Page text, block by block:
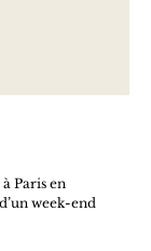
Paris en
week-end